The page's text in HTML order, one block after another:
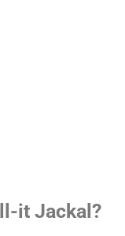
it Jackal?